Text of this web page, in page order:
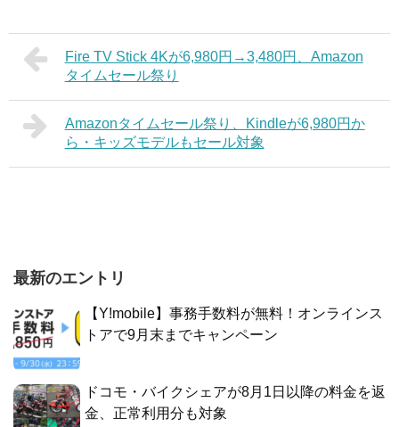
Fire TV Stick 4Kが6,980円→3,480円、Amazon
タイムセール祭り
Amazonタイムセール祭り、Kindleが6,980円か
ら・キッズモデルもセール対象
最新のエントリ
【Y!mobile】事務手数料が無料！オンラインス
トアで9月末までキャンペーン
ドコモ・バイクシェアが8月1日以降の料金を返
金、正常利用分も対象